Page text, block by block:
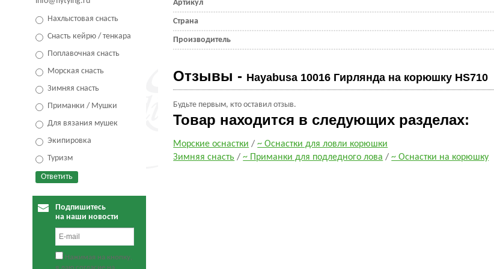
Нахлыстовая снасть
Снасть кейрю / тенкара
Поплавочная снасть
Морская снасть
Зимняя снасть
Приманки / Мушки
Для вязания мушек
Экипировка
Туризм
Подпишитесь
на наши новости
Нажимая на кнопку,
Артикул
Страна
Производитель
Отзывы - Hayabusa 10016 Гирлянда на корюшку HS710
Будьте первым, кто оставил отзыв.
Товар находится в следующих разделах:
Морские оснастки /~ Оснастки для ловли корюшки
Зимняя снасть /~ Приманки для подледного лова /~ Оснастки на корюшку